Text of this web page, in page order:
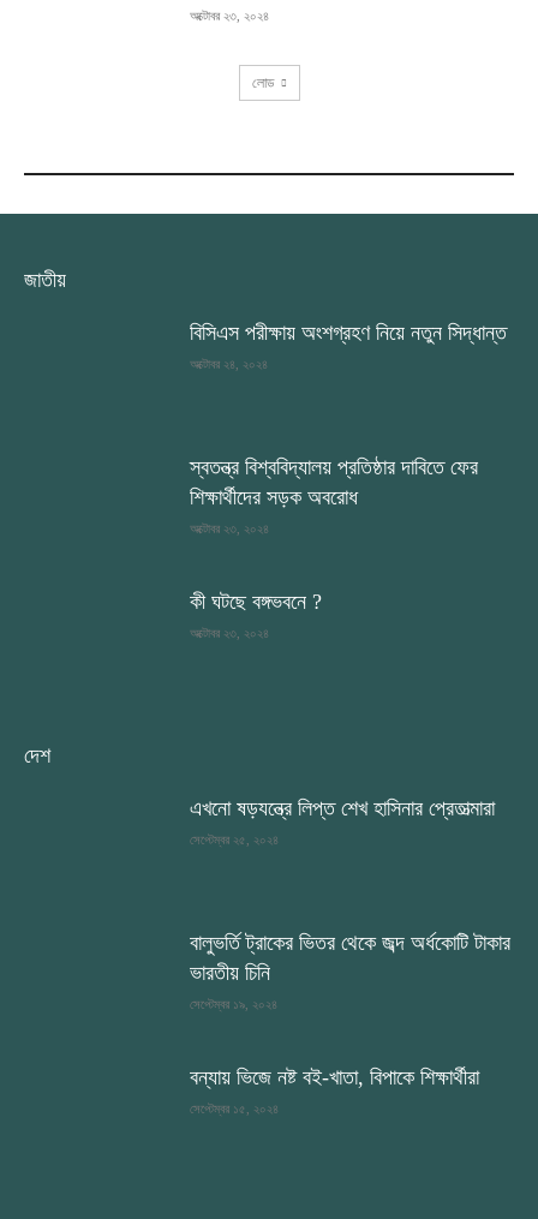
অক্টোবর ২৩, ২০২৪
লোড
জাতীয়
বিসিএস পরীক্ষায় অংশগ্রহণ নিয়ে নতুন সিদ্ধান্ত
অক্টোবর ২৪, ২০২৪
স্বতন্ত্র বিশ্ববিদ্যালয় প্রতিষ্ঠার দাবিতে ফের
শিক্ষার্থীদের সড়ক অবরোধ
অক্টোবর ২৩, ২০২৪
কী ঘটছে বঙ্গভবনে ?
অক্টোবর ২৩, ২০২৪
দেশ
এখনো ষড়যন্ত্রে লিপ্ত শেখ হাসিনার প্রেতাত্মারা
সেপ্টেম্বর ২৫, ২০২৪
বালুভর্তি ট্রাকের ভিতর থেকে জব্দ অর্ধকোটি টাকার
ভারতীয় চিনি
সেপ্টেম্বর ১৯, ২০২৪
বন্যায় ভিজে নষ্ট বই-খাতা, বিপাকে শিক্ষার্থীরা
সেপ্টেম্বর ১৫, ২০২৪